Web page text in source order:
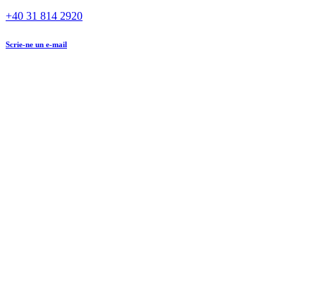
+40 31 814 2920
Scrie-ne un e-mail